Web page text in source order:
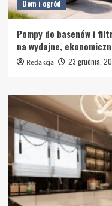
Dom i ogród
Pompy do basenów i
na wydajne,
Redakcja 23 grudnia,